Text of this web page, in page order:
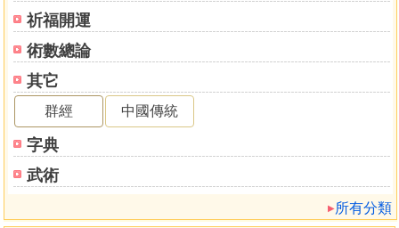
祈福開運
術數總論
其它
群經 中國傳統
字典
武術
所有分類